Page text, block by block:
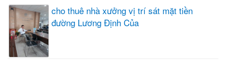
cho thuê nhà xưởng vị trí sát mặt tiền
đường Lương Định Của